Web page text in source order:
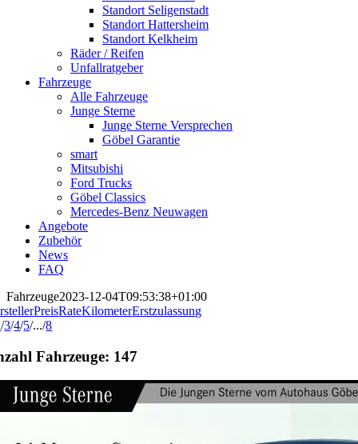
Standort Seligenstadt
Standort Hattersheim
Standort Kelkheim
Räder / Reifen
Unfallratgeber
Fahrzeuge
Alle Fahrzeuge
Junge Sterne
Junge Sterne Versprechen
Göbel Garantie
smart
Mitsubishi
Ford Trucks
Göbel Classics
Mercedes-Benz Neuwagen
Angebote
Zubehör
News
FAQ
Fahrzeuge2023-12-04T09:53:38+01:00
PreisRateKilometerErstzulassung
/3/4/5/.../8
Fahrzeuge: 147